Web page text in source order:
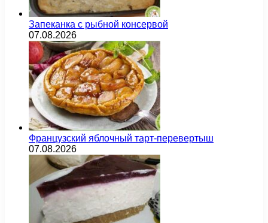
Запеканка с рыбной консервой
07.08.2026
Французский яблочный тарт-перевертыш
07.08.2026